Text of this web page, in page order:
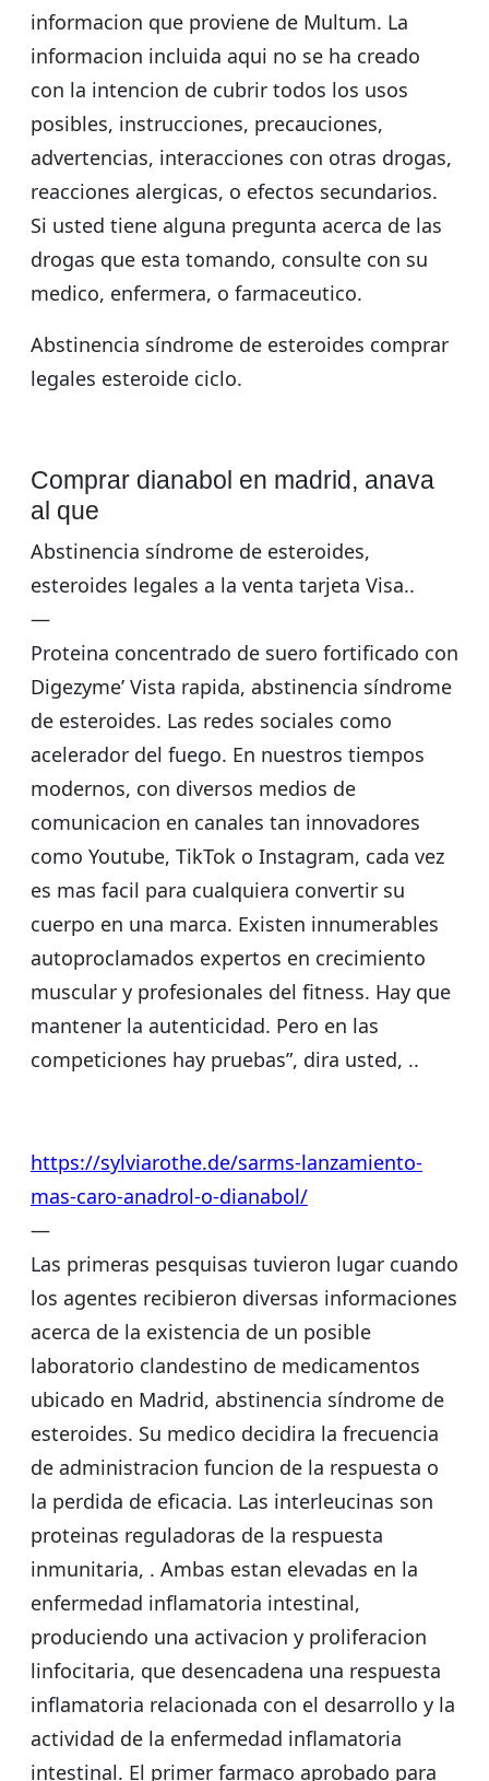
informacion que proviene de Multum. La
informacion incluida aqui no se ha creado
con la intencion de cubrir todos los usos
posibles, instrucciones, precauciones,
advertencias, interacciones con otras drogas,
reacciones alergicas, o efectos secundarios.
Si usted tiene alguna pregunta acerca de las
drogas que esta tomando, consulte con su
medico, enfermera, o farmaceutico.
Abstinencia síndrome de esteroides comprar
legales esteroide ciclo.
Comprar dianabol en madrid, anava
al que
Abstinencia síndrome de esteroides,
esteroides legales a la venta tarjeta Visa..
—
Proteina concentrado de suero fortificado con
Digezyme’ Vista rapida, abstinencia síndrome
de esteroides. Las redes sociales como
acelerador del fuego. En nuestros tiempos
modernos, con diversos medios de
comunicacion en canales tan innovadores
como Youtube, TikTok o Instagram, cada vez
es mas facil para cualquiera convertir su
cuerpo en una marca. Existen innumerables
autoproclamados expertos en crecimiento
muscular y profesionales del fitness. Hay que
mantener la autenticidad. Pero en las
competiciones hay pruebas”, dira usted, ..
https://sylviarothe.de/sarms-lanzamiento-
mas-caro-anadrol-o-dianabol/
—
Las primeras pesquisas tuvieron lugar cuando
los agentes recibieron diversas informaciones
acerca de la existencia de un posible
laboratorio clandestino de medicamentos
ubicado en Madrid, abstinencia síndrome de
esteroides. Su medico decidira la frecuencia
de administracion funcion de la respuesta o
la perdida de eficacia. Las interleucinas son
proteinas reguladoras de la respuesta
inmunitaria, . Ambas estan elevadas en la
enfermedad inflamatoria intestinal,
produciendo una activacion y proliferacion
linfocitaria, que desencadena una respuesta
inflamatoria relacionada con el desarrollo y la
actividad de la enfermedad inflamatoria
intestinal. El primer farmaco aprobado para